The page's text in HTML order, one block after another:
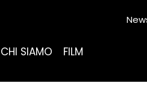
CHI SIAMO FILM